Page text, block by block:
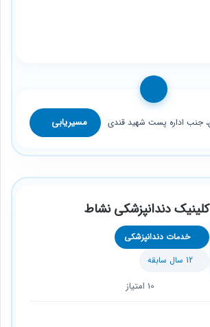
جنب اداره پست شهید قندی مسیریابی
کلینیک دندانپزشکی نشاط
خدمات دندانپزشکی
12 سال سابقه
10 امتیاز